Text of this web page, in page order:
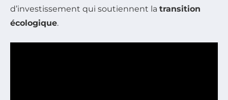
d’investissement qui soutiennent la transition
écologique.